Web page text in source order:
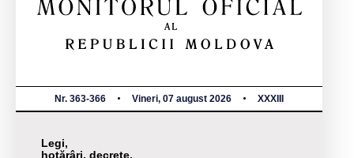
Nr. 363-366 Vineri, 07 august 2026 XXXIII
Legi,
hotărâri, decrete,